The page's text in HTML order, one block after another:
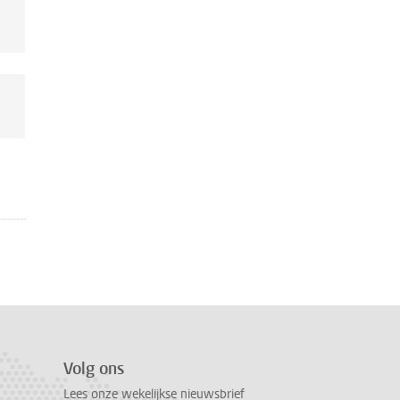
Volg ons
Lees onze wekelijkse nieuwsbrief